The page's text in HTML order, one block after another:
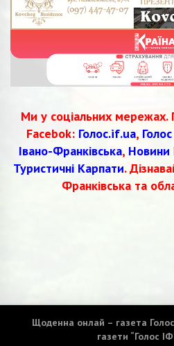
Ми у соціальних мережах.
Facebok: Голос.if.ua,
Івано-Франківська, Новини
Туристичні Карпати.
Франківська та
Щоденна онлай – газета
газети “Голос